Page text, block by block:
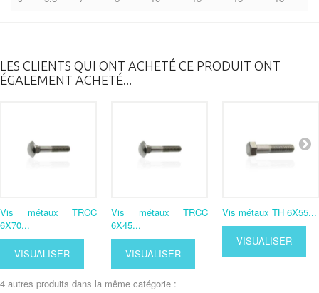
LES CLIENTS QUI ONT ACHETÉ CE PRODUIT ONT
ÉGALEMENT ACHETÉ...
Vis métaux TRCC
6X70...
VISUALISER
Vis métaux TRCC
6X45...
VISUALISER
Vis métaux TH 6X55...
VISUALISER
4 autres produits dans la même catégorie :